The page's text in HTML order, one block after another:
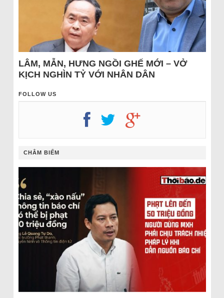
LÂM, MẪN, HƯNG NGỒI GHẾ MỚI – VỞ
KỊCH NGHÌN TỶ VỚI NHÂN DÂN
FOLLOW US
CHÂM BIẾM